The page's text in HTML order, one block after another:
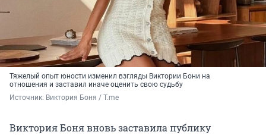
Тяжелый опыт юности изменил взгляды Виктории Бони на
отношения и заставил иначе оценить свою судьбу
Источник: Виктория Боня / T.me
Виктория Боня вновь заставила публику